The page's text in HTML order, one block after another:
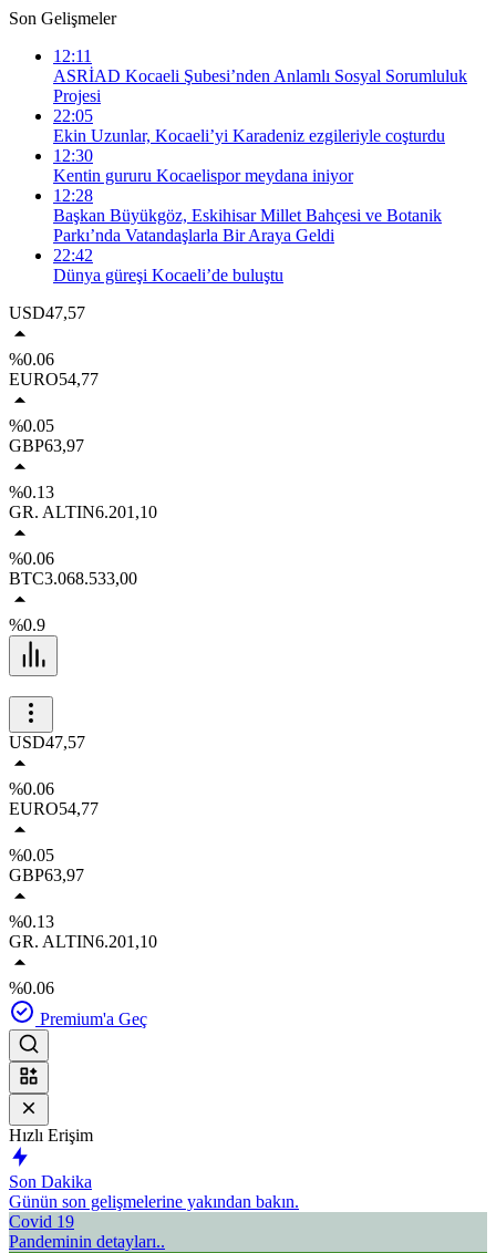
Son Gelişmeler
12:11
ASRİAD Kocaeli Şubesi’nden Anlamlı Sosyal Sorumluluk
Projesi
22:05
Ekin Uzunlar, Kocaeli’yi Karadeniz ezgileriyle coşturdu
12:30
Kentin gururu Kocaelispor meydana iniyor
12:28
Başkan Büyükgöz, Eskihisar Millet Bahçesi ve Botanik
Parkı’nda Vatandaşlarla Bir Araya Geldi
22:42
Dünya güreşi Kocaeli’de buluştu
USD47,57
%0.06
EURO54,77
%0.05
GBP63,97
%0.13
GR. ALTIN6.201,10
%0.06
BTC3.068.533,00
%0.9
USD47,57
%0.06
EURO54,77
%0.05
GBP63,97
%0.13
GR. ALTIN6.201,10
%0.06
Premium'a Geç
Hızlı Erişim
Son Dakika
Günün son gelişmelerine yakından bakın.
Covid 19
Pandeminin detayları..